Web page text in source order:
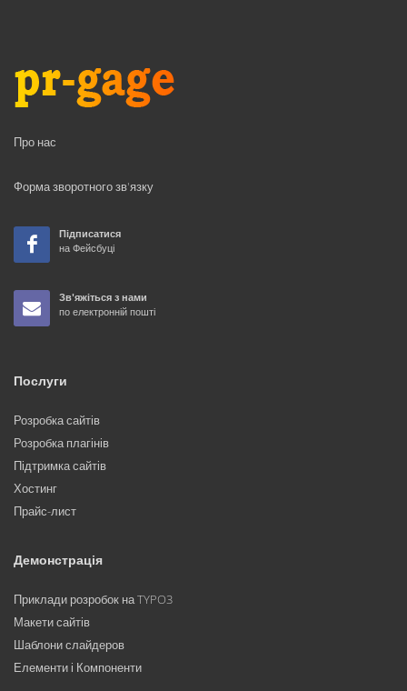
Про нас
Форма зворотного зв'язку
Підписатися
на Фейсбуці
Зв'яжіться з нами
по електронній пошті
Послуги
Розробка сайтів
Розробка плагінів
Підтримка сайтів
Хостинг
Прайс-лист
Демонстрація
Приклади розробок на TYPO3
Макети сайтів
Шаблони слайдеров
Елементи і Компоненти